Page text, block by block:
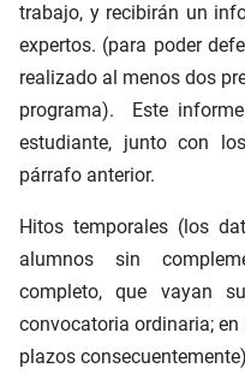
trabajo, y recibirán un
expertos. (para poder
realizado al menos dos
programa). Este
estudiante, junto con
párrafo anterior.
Hitos temporales (los
alumnos sin
completo, que vayan
convocatoria ordinaria;
plazos consecuentemente)